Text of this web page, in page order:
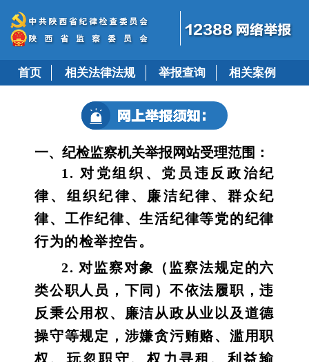
首页 相关法律法规 举报查询 相关案例
一、纪检监察机关举报网站受理范围：
1. 对党组织、党员违反政治纪
律、组织纪律、廉洁纪律、群众纪
律、工作纪律、生活纪律等党的纪律
行为的检举控告。
2. 对监察对象（监察法规定的六
类公职人员，下同）不依法履职，违
反秉公用权、廉洁从政从业以及道德
操守等规定，涉嫌贪污贿赂、滥用职